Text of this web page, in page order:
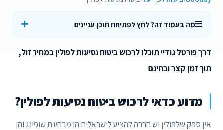
מה בעמוד זה? לחץ לפתיחת תוכן עניינים
דרך פורטל גודיי תוכלו לרכוש ביטוח נסיעות לפולין במחיר זול,
תוך זמן קצר ובחינם
מדוע כדאי לרכוש ביטוח נסיעות לפולין?
אין ספק שלפולין יש הרבה להציע לישראלים הן מבחינת שופינג והן